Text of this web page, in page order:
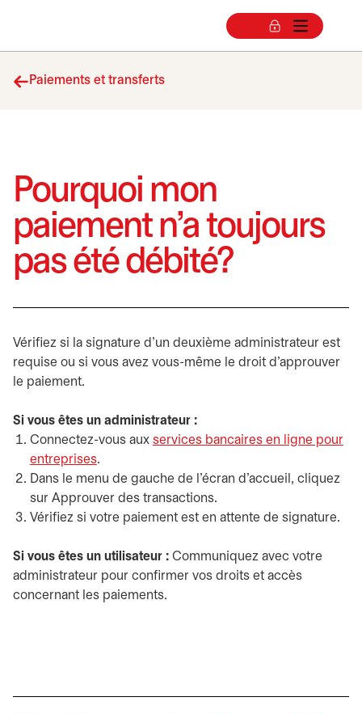
Paiements et transferts
Pourquoi mon
paiement n’a toujours
pas été débité?
Vérifiez si la signature d’un deuxième administrateur est
requise ou si vous avez vous-même le droit d’approuver
le paiement.
Si vous êtes un administrateur :
Connectez-vous aux services bancaires en ligne pour
entreprisess’ouvre dans un nouvel onglet
.
Dans le menu de gauche de l’écran d’accueil, cliquez
sur Approuver des transactions.
Vérifiez si votre paiement est en attente de signature.
Si vous êtes un utilisateur : Communiquez avec votre
administrateur pour confirmer vos droits et accès
concernant les paiements.